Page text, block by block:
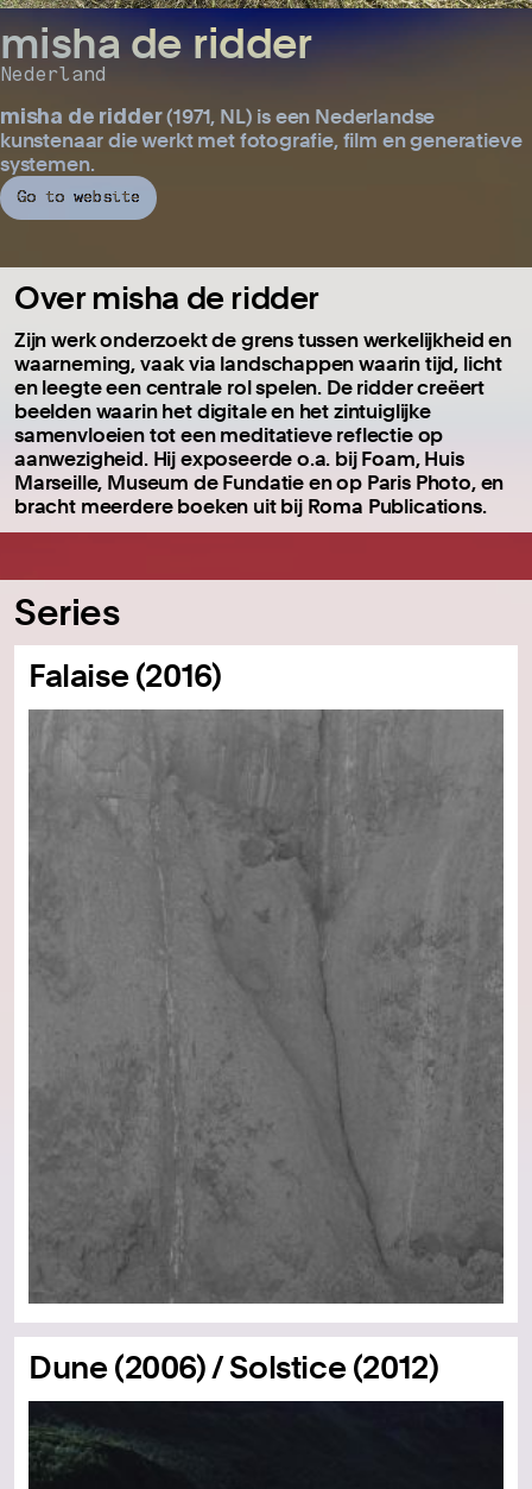
misha de ridder
Nederland
misha de ridder(1971, NL) is een Nederlandse
kunstenaar die werkt met fotografie, film en generatieve
systemen.
Go to website
Over misha de ridder
Zijn werk onderzoekt de grens tussen werkelijkheid en
waarneming, vaak via landschappen waarin tijd, licht
en leegte een centrale rol spelen. De ridder creëert
beelden waarin het digitale en het zintuiglijke
samenvloeien tot een meditatieve reflectie op
aanwezigheid. Hij exposeerde o.a. bij Foam, Huis
Marseille, Museum de Fundatie en op Paris Photo, en
bracht meerdere boeken uit bij Roma Publications.
Series
Falaise (2016)
Dune (2006) / Solstice (2012)